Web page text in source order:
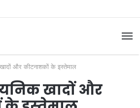
और कीटनाशकों के इस्तेमाल
खादों और